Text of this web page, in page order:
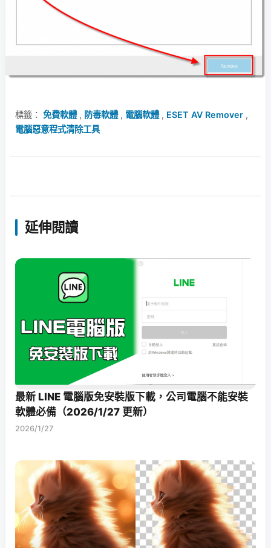
標籤： 免費軟體, 防毒軟體, 電腦軟體, ESET AV Remover ,
電腦惡意程式清除工具
延伸閱讀
最新 LINE 電腦版免安裝版下載，公司電腦不能安裝
軟體必備（2026/1/27 更新）
2026/1/27